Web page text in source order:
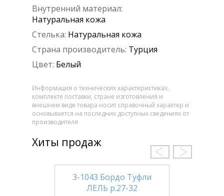
Внутренний материал:
Натуральная кожа
Стелька: Натуральная кожа
Страна производитель: Турция
Цвет: Белый
Информация о технических характеристиках,
комплекте поставки, стране изготовления и
внешнем виде товара носит справочный характер и
основывается на последних доступных сведениях от
производителя
Хиты продаж
3-1043 Бордо Туфли
ЛЕЛЬ р.27-32